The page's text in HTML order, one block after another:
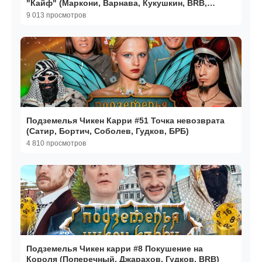
"Кайф" (Маркони, Варнава, Кукушкин, BRB,
Гудков)
9 013 просмотров
Подземелья Чикен Карри #51 Точка невозврата
(Сатир, Бортич, Соболев, Гудков, БРБ)
4 810 просмотров
Подземелья Чикен карри #8 Покушение на
Короля (Поперечный, Джарахов, Гудков, BRB)